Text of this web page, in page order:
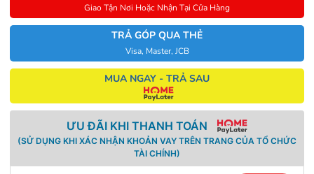
Giao Tận Nơi Hoặc Nhận Tại Cửa Hàng
TRẢ GÓP QUA THẺ
Visa, Master, JCB
MUA NGAY - TRẢ SAU
ƯU ĐÃI KHI THANH TOÁN
(SỬ DỤNG KHI XÁC NHẬN KHOẢN VAY TRÊN TRANG CỦA TỔ CHỨC
TÀI CHÍNH)